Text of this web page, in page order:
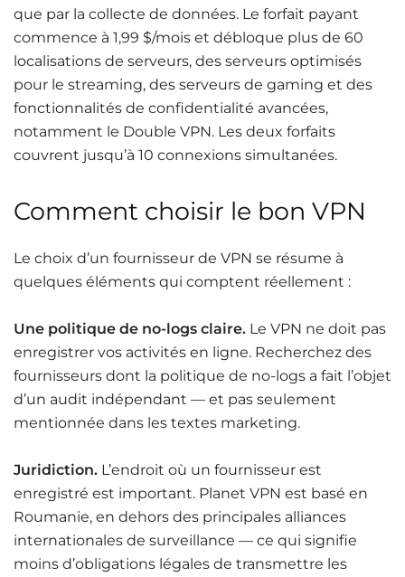
que par la collecte de données. Le forfait payant
commence à 1,99 $/mois et débloque plus de 60
localisations de serveurs, des serveurs optimisés
pour le streaming, des serveurs de gaming et des
fonctionnalités de confidentialité avancées,
notamment le Double VPN. Les deux forfaits
couvrent jusqu’à 10 connexions simultanées.
Comment choisir le bon VPN
Le choix d’un fournisseur de VPN se résume à
quelques éléments qui comptent réellement :
Une politique de no-logs claire. Le VPN ne doit pas
enregistrer vos activités en ligne. Recherchez des
fournisseurs dont la politique de no-logs a fait l’objet
d’un audit indépendant — et pas seulement
mentionnée dans les textes marketing.
Juridiction. L’endroit où un fournisseur est
enregistré est important. Planet VPN est basé en
Roumanie, en dehors des principales alliances
internationales de surveillance — ce qui signifie
moins d’obligations légales de transmettre les